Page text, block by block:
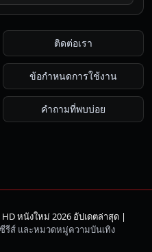
ติดต่อเรา
ข้อกำหนดการใช้งาน
คำถามที่พบบ่อย
หนังใหม่ 2026 อัปเดตล่าสุด |
รีส์ และหมวดหมู่ความบันเทิง